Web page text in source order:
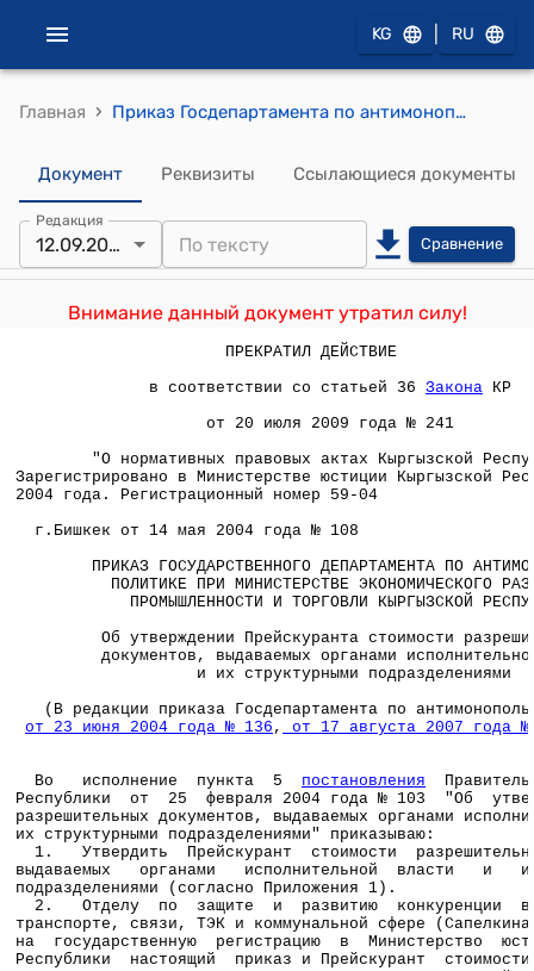
KG RU
Главная › Приказ Госдепартамента по антимонопольной политике при Министерстве Экономического развития, промышленности и торговли КР от 14 мая 2004 года № 108 " Об утверждении Прейскуранта стоимости разрешительных документов, выдаваемых органами исполнительной власти и их структурными подразделениями"
Документ Реквизиты Ссылающиеся документы
Редакция
12.09.2007 Сравнение
Внимание данный документ утратил силу!